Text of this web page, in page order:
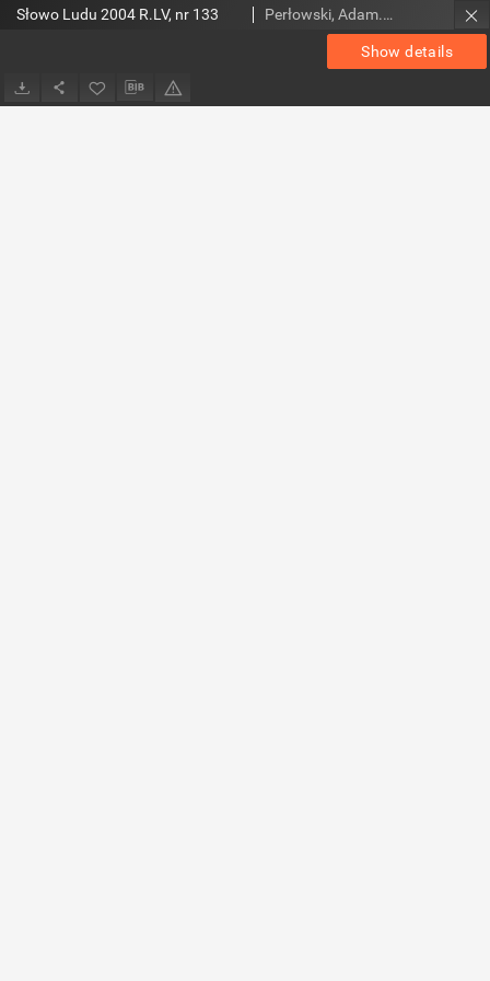
Show details
Słowo Ludu 2004 R.LV, nr 133 Perłowski, Adam. Red.